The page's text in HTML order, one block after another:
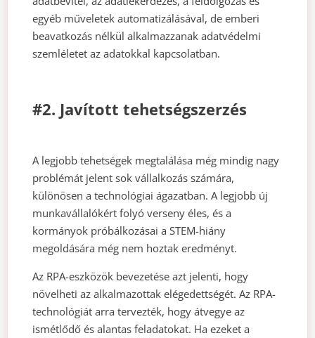
egyéb műveletek automatizálásával, de emberi
beavatkozás nélkül alkalmazzanak adatvédelmi
szemléletet az adatokkal kapcsolatban.
#2. Javított tehetségszerzés
A legjobb tehetségek megtalálása még mindig nagy
problémát jelent sok vállalkozás számára,
különösen a technológiai ágazatban. A legjobb új
munkavállalókért folyó verseny éles, és a
kormányok próbálkozásai a STEM-hiány
megoldására még nem hoztak eredményt.
Az RPA-eszközök bevezetése azt jelenti, hogy
növelheti az alkalmazottak elégedettségét. Az RPA-
technológiát arra tervezték, hogy átvegye az
ismétlődő és alantas feladatokat. Ha ezeket a